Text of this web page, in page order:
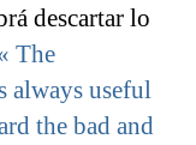
descartar lo
The
always useful
the bad and